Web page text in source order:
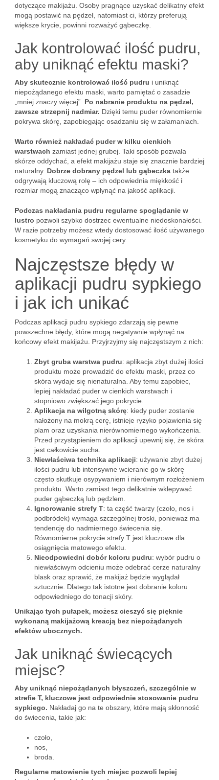
dotyczące makijażu. Osoby pragnące uzyskać delikatny efekt
mogą postawić na pędzel, natomiast ci, którzy preferują
większe krycie, powinni rozważyć gąbeczkę.
Jak kontrolować ilość pudru,
aby uniknąć efektu maski?
Aby skutecznie kontrolować ilość pudru i uniknąć
niepożądanego efektu maski, warto pamiętać o zasadzie
„mniej znaczy więcej”. Po nabranie produktu na pędzel,
zawsze strzepnij nadmiar. Dzięki temu puder równomiernie
pokrywa skórę, zapobiegając osadzaniu się w załamaniach.
Warto również nakładać puder w kilku cienkich
warstwach zamiast jednej grubej. Taki sposób pozwala
skórze oddychać, a efekt makijażu staje się znacznie bardziej
naturalny. Dobrze dobrany pędzel lub gąbeczka także
odgrywają kluczową rolę – ich odpowiednia miękkość i
rozmiar mogą znacząco wpłynąć na jakość aplikacji.
Podczas nakładania pudru regularne spoglądanie w
lustro pozwoli szybko dostrzec ewentualne niedoskonałości.
W razie potrzeby możesz wtedy dostosować ilość używanego
kosmetyku do wymagań swojej cery.
Najczęstsze błędy w
aplikacji pudru sypkiego
i jak ich unikać
Podczas aplikacji pudru sypkiego zdarzają się pewne
powszechne błędy, które mogą negatywnie wpłynąć na
końcowy efekt makijażu. Przyjrzyjmy się najczęstszym z nich:
Zbyt gruba warstwa pudru: aplikacja zbyt dużej ilości
produktu może prowadzić do efektu maski, przez co
skóra wydaje się nienaturalna. Aby temu zapobiec,
lepiej nakładać puder w cienkich warstwach i
stopniowo zwiększać jego pokrycie.
Aplikacja na wilgotną skórę: kiedy puder zostanie
nałożony na mokrą cerę, istnieje ryzyko pojawienia się
plam oraz uzyskania nierównomiernego wykończenia.
Przed przystąpieniem do aplikacji upewnij się, że skóra
jest całkowicie sucha.
Niewłaściwa technika aplikacji: używanie zbyt dużej
ilości pudru lub intensywne wcieranie go w skórę
często skutkuje osypywaniem i nierównym rozłożeniem
produktu. Warto zamiast tego delikatnie wklepywać
puder gąbeczką lub pędzlem.
Ignorowanie strefy T: ta część twarzy (czoło, nos i
podbródek) wymaga szczególnej troski, ponieważ ma
tendencję do nadmiernego świecenia się.
Równomierne pokrycie strefy T jest kluczowe dla
osiągnięcia matowego efektu.
Nieodpowiedni dobór koloru pudru: wybór pudru o
niewłaściwym odcieniu może odebrać cerze naturalny
blask oraz sprawić, że makijaż będzie wyglądał
sztucznie. Dlatego tak istotne jest dobranie koloru
odpowiedniego do tonacji skóry.
Unikając tych pułapek, możesz cieszyć się pięknie
wykonaną makijażową kreacją bez niepożądanych
efektów ubocznych.
Jak uniknąć świecących
miejsc?
Aby uniknąć niepożądanych błyszczeń, szczególnie w
strefie T, kluczowe jest odpowiednie stosowanie pudru
sypkiego. Nakładaj go na te obszary, które mają skłonność
do świecenia, takie jak:
czoło,
nos,
broda.
Regularne matowienie tych miejsc pozwoli lepiej